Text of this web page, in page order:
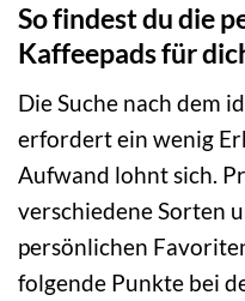
So findest du die
Kaffeepads für
Die Suche nach dem
erfordert ein wenig
Aufwand lohnt sich.
verschiedene Sorten
persönlichen
folgende Punkte bei